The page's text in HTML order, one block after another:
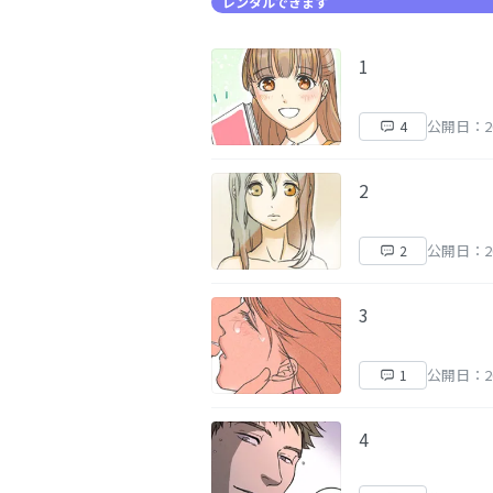
1
4 公開日：
2
2 公開日：
3
1 公開日：
4